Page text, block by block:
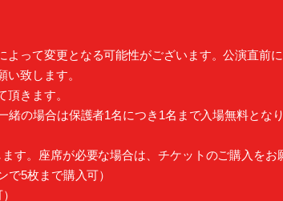
って変更となる可能性がございます。公演直前
致します。
きます。
の場合は保護者1名につき1名まで入場無料とな
す。座席が必要な場合は、チケットのご購入をお
5枚まで購入可）